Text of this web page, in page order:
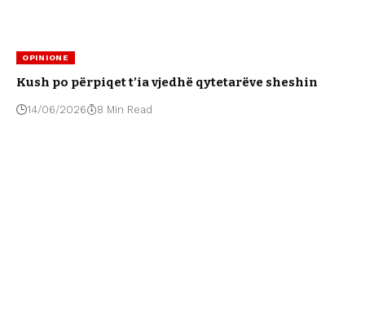
OPINIONE
Kush po përpiqet t’ia vjedhë qytetarëve sheshin
14/06/2026 8 Min Read